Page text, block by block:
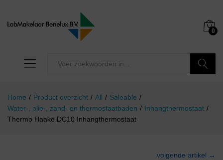
0
Home / Product overzicht / All / Saleable /
Water-, olie-, zand- en thermostaatbaden / Inhangthermostaat /
Thermo Haake DC10 Inhangthermostaat
volgende artikel →